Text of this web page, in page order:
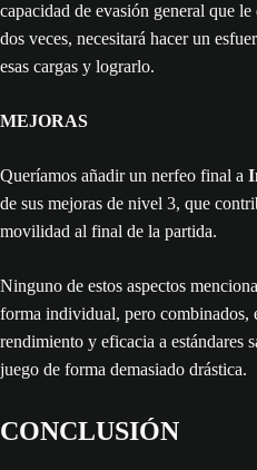
capacidad de evasión general que
dos veces, necesitará hacer un
esas cargas y lograrlo.
MEJORAS
Queríamos añadir un nerfeo final a
de sus mejoras de nivel 3, que
movilidad al final de la partida.
Ninguno de estos aspectos
forma individual, pero combinados,
rendimiento y eficacia a estándares
juego de forma demasiado drástica.
CONCLUSIÓN